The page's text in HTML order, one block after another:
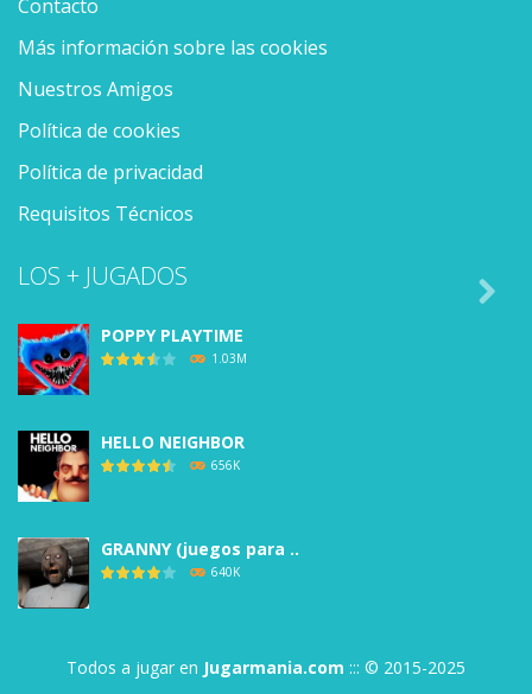
Contacto
Más información sobre las cookies
Nuestros Amigos
Política de cookies
Política de privacidad
Requisitos Técnicos
LOS + JUGADOS
POPPY PLAYTIME
1.03M
HELLO NEIGHBOR
656K
GRANNY (juegos para ..
640K
588K

Todos a jugar en Jugarmania.com ::: © 2015-2025